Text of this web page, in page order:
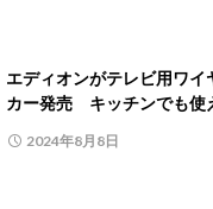
エディオンがテレビ用ワイ
カー発売 キッチンでも使
2024年8月8日